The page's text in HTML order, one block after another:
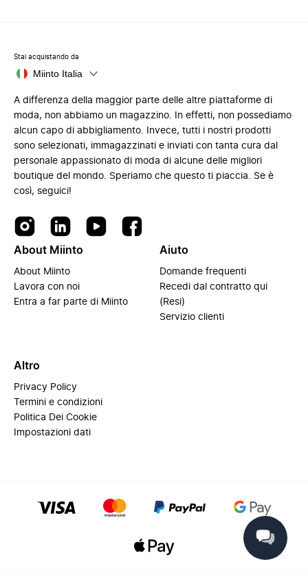
Stai acquistando da
Miinto Italia
A differenza della maggior parte delle altre piattaforme di
moda, non abbiamo un magazzino. In effetti, non possediamo
alcun capo di abbigliamento. Invece, tutti i nostri prodotti
sono selezionati, immagazzinati e inviati con tanta cura dal
personale appassionato di moda di alcune delle migliori
boutique del mondo. Speriamo che questo ti piaccia. Se è
così, seguici!
About Miinto
About Miinto
Lavora con noi
Entra a far parte di Miinto
Aiuto
Domande frequenti
Recedi dal contratto qui
(Resi)
Servizio clienti
Altro
Privacy Policy
Termini e condizioni
Politica Dei Cookie
Impostazioni dati